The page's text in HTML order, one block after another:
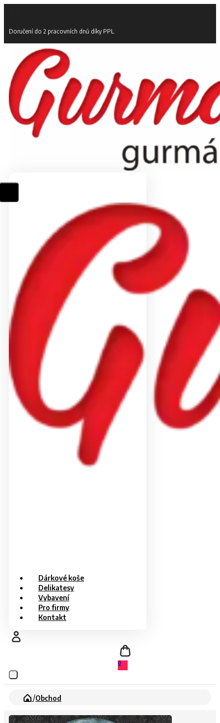
Doručení do 2 pracovních dnů díky PPL
Dárkové koše
Delikatesy
Vybavení
Pro firmy
Kontakt
0
/Obchod